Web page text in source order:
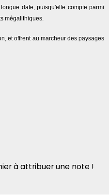
date, puisqu'elle compte parmi
mégalithiques.
et offrent au marcheur des paysages
à attribuer une note !